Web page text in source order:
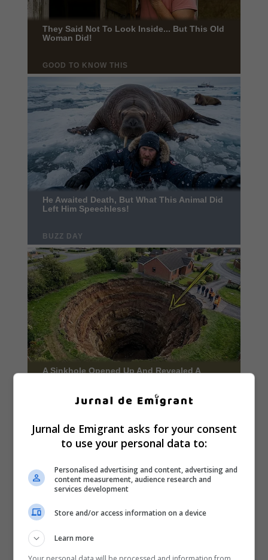
Jurnal de Emigrant asks for your consent
to use your personal data to:
Personalised advertising and content, advertising and
content measurement, audience research and
services development
Store and/or access information on a device
Learn more